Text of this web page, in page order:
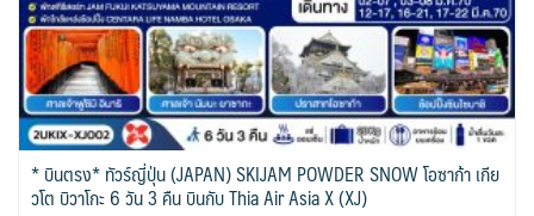
* บินตรง* ทัวร์ญี่ปุ่น (JAPAN) SKIJAM POWDER SNOW โอซาก้า เกีย
วโต บิวาโกะ 6 วัน 3 คืน บินกับ Thia Air Asia X (XJ)